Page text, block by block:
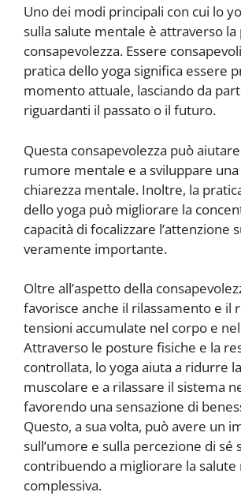
Uno dei modi principali con cui lo
sulla salute mentale è attraverso la
consapevolezza. Essere
pratica dello yoga significa essere
momento attuale, lasciando da
riguardanti il passato o il futuro.
Questa consapevolezza può
rumore mentale e a sviluppare
chiarezza mentale. Inoltre, la
dello yoga può migliorare la
capacità di focalizzare l’attenzione
veramente importante.
Oltre all’aspetto della
favorisce anche il rilassamento e il
tensioni accumulate nel corpo e
Attraverso le posture fisiche e la
controllata, lo yoga aiuta a ridurre
muscolare e a rilassare il sistema
favorendo una sensazione di
Questo, a sua volta, può avere un
sull’umore e sulla percezione di sé
contribuendo a migliorare la salute
complessiva.